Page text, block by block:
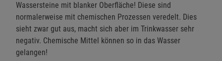
Wassersteine mit blanker Oberfläche! Diese sind
normalerweise mit chemischen Prozessen veredelt. Dies
sieht zwar gut aus, macht sich aber im Trinkwasser sehr
negativ. Chemische Mittel können so in das Wasser
gelangen!